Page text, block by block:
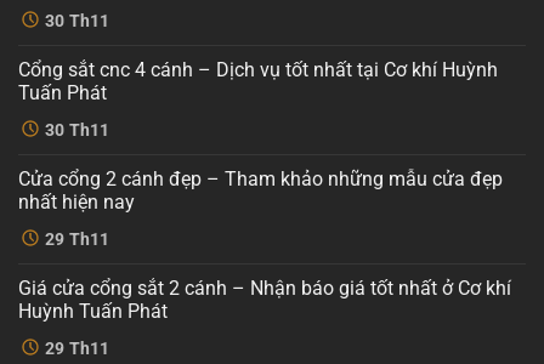
30 Th11
Không
có
luận
ở
Mẫu
cổng
sắt
cnc
cánh
hiện
đại
tại
Cơ
khí
Phát
30 Th11
Cổng sắt cnc 4 cánh – Dịch vụ tốt nhất tại Cơ khí Huỳnh
Tuấn Phát
Không
có
luận
ở
Cổng
sắt
cnc
4
Dịch
vụ
tốt
nhất
tại
29 Th11
Cửa cổng 2 cánh đẹp – Tham khảo những mẫu cửa đẹp
nhất hiện nay
Không
có
ở
Cửa
cổng
cánh 29 Th11
Giá cửa cổng sắt 2 cánh – Nhận báo giá tốt nhất ở Cơ khí
Huỳnh Tuấn Phát
Không
có